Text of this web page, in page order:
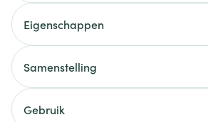
Eigenschappen
Samenstelling
Gebruik